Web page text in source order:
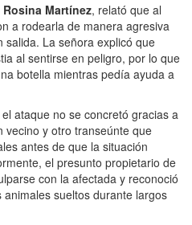
Rosina Martínez, relató que al
a rodearla de manera agresiva
salida. La señora explicó que
al sentirse en peligro, por lo que
botella mientras pedía ayuda a
ataque no se concretó gracias a
vecino y otro transeúnte que
antes de que la situación
el presunto propietario de
con la afectada y reconoció
sueltos durante largos